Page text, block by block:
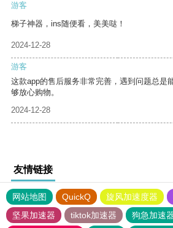
游客
梯子神器，ins随便看，美美哒！
2024-12-28
游客
这款app的售后服务非常完善，遇到问题总是
够放心购物。
2024-12-28
友情链接
网站地图 QuickQ 旋风加速度器
坚果加速器
tiktok加速器
狗急加速